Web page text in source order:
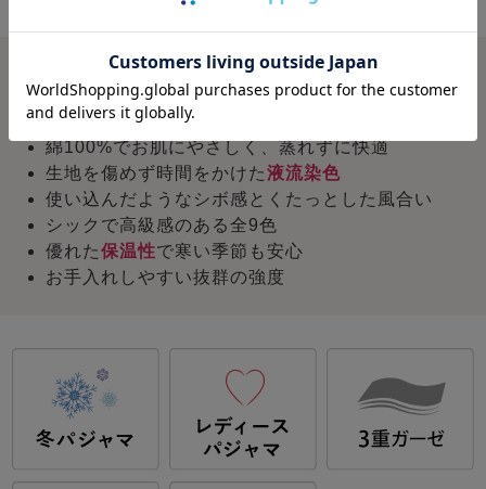
概要
エアータンブラー加工
綿100%でお肌にやさしく、蒸れずに快適
生地を傷めず時間をかけた液流染色
使い込んだようなシボ感とくたっとした風合い
シックで高級感のある全9色
優れた保温性で寒い季節も安心
お手入れしやすい抜群の強度